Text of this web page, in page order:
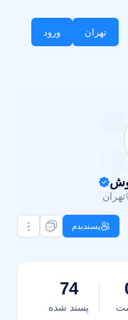
تهران ورود
تهران
پسندیدم
74
پسند شده